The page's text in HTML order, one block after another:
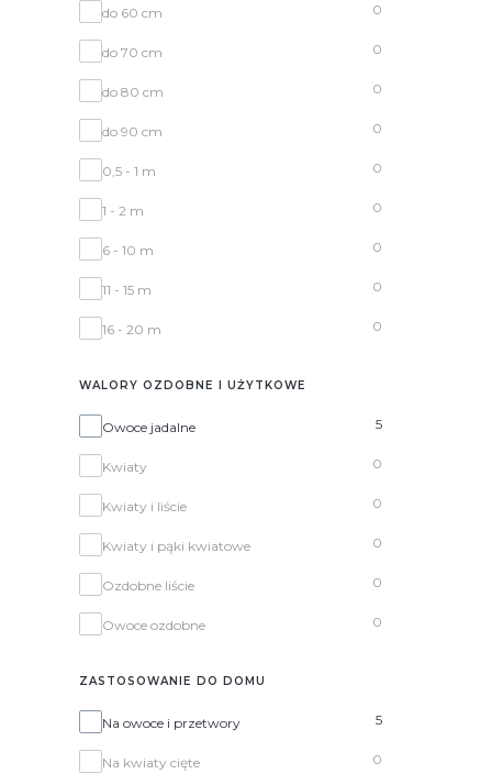
do 60 cm 0
do 70 cm 0
do 80 cm 0
do 90 cm 0
0,5 - 1 m 0
1 - 2 m 0
6 - 10 m 0
11 - 15 m 0
16 - 20 m 0
WALORY OZDOBNE I UŻYTKOWE
Walory ozdobne i użytkowe
Owoce jadalne 5
Kwiaty 0
Kwiaty i liście 0
Kwiaty i pąki kwiatowe 0
Ozdobne liście 0
Owoce ozdobne 0
ZASTOSOWANIE DO DOMU
Zastosowanie do domu
Na owoce i przetwory 5
Na kwiaty cięte 0